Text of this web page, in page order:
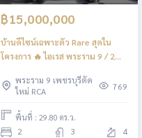
฿15,000,000
บ้านดีไซน์เฉพาะตัว Rare สุดใน
โครงการ 🔥 ไอเรส พระราม 9 / 2
Bedrooms (FOR SALE) BZD175
พระราม 9 เพชรบุรีตัด
ใหม่ RCA
769
พื้นที่ : 29.80 ตร.ว.
2 3 4